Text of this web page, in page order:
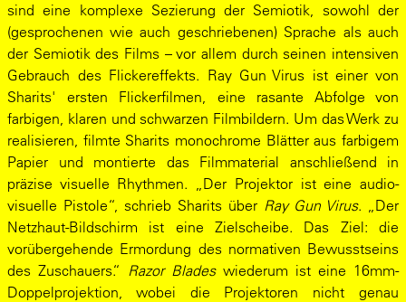
sind eine komplexe Sezierung der Semiotik, sowohl der
(gesprochenen wie auch geschriebenen) Sprache als auch
der Semiotik des Films – vor allem durch seinen intensiven
Gebrauch des Flickereffekts. Ray Gun Virus ist einer von
Sharits' ersten Flickerfilmen, eine rasante Abfolge von
farbigen, klaren und schwarzen Filmbildern. Um das Werk zu
realisieren, filmte Sharits monochrome Blätter aus farbigem
Papier und montierte das Filmmaterial anschließend in
präzise visuelle Rhythmen. „Der Projektor ist eine audio-
visuelle Pistole“, schrieb Sharits über Ray Gun Virus. „Der
Netzhaut-Bildschirm ist eine Zielscheibe. Das Ziel: die
vorübergehende Ermordung des normativen Bewusstseins
des Zuschauers.“ Razor Bladeswiederum ist eine 16mm-
Doppelprojektion, wobei die Projektoren nicht genau